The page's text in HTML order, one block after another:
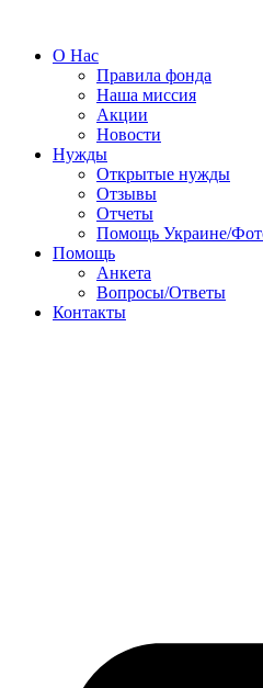
О Нас
Правила фонда
Наша миссия
Акции
Новости
Нужды
Открытые нужды
Отзывы
Отчеты
Помощь Украине/
Помощь
Анкета
Вопросы/Ответы
Контакты